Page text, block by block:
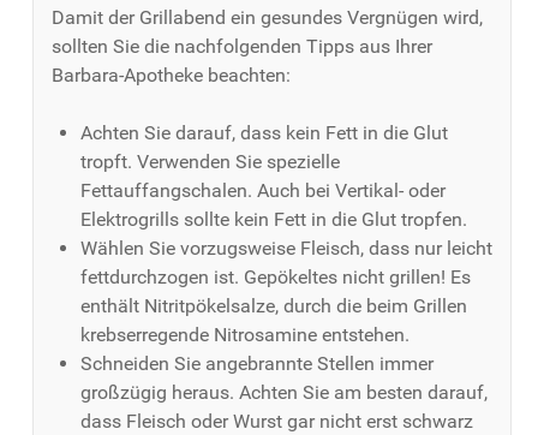
Damit der Grillabend ein gesundes Vergnügen wird,
sollten Sie die nachfolgenden Tipps aus Ihrer
Barbara-Apotheke beachten:
Achten Sie darauf, dass kein Fett in die Glut
tropft. Verwenden Sie spezielle
Fettauffangschalen. Auch bei Vertikal- oder
Elektrogrills sollte kein Fett in die Glut tropfen.
Wählen Sie vorzugsweise Fleisch, dass nur leicht
fettdurchzogen ist. Gepökeltes nicht grillen! Es
enthält Nitritpökelsalze, durch die beim Grillen
krebserregende Nitrosamine entstehen.
Schneiden Sie angebrannte Stellen immer
großzügig heraus. Achten Sie am besten darauf,
dass Fleisch oder Wurst gar nicht erst schwarz